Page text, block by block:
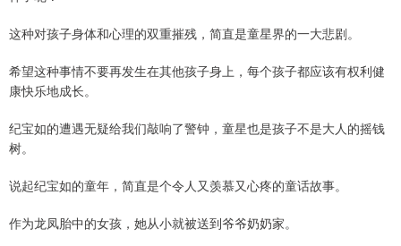
这种对孩子身体和心理的双重摧残，简直是童星界的一大悲剧。
希望这种事情不要再发生在其他孩子身上，每个孩子都应该有权利健
康快乐地成长。
纪宝如的遭遇无疑给我们敲响了警钟，童星也是孩子不是大人的摇钱
树。
说起纪宝如的童年，简直是个令人又羡慕又心疼的童话故事。
作为龙凤胎中的女孩，她从小就被送到爷爷奶奶家。